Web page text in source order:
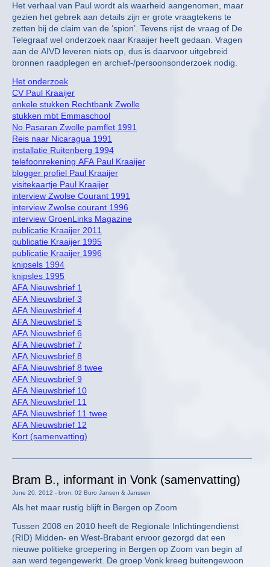
Het verhaal van Paul wordt als waarheid aangenomen, maar
gezien het gebrek aan details zijn er grote vraagtekens te
zetten bij de claim van de ‘spion’. Tevens rijst de vraag of De
Telegraaf wel onderzoek naar Kraaijer heeft gedaan. Vragen
aan de AIVD leveren niets op, dus is daarvoor uitgebreid
bronnen raadplegen en archief-/persoonsonderzoek nodig.
Het onderzoek
CV Paul Kraaijer
enkele stukken Rechtbank Zwolle
stukken mbt Emmaschool
No Pasaran Zwolle pamflet 1991
Reis naar Nicaragua 1991
installatie Ruitenberg 1994
telefoonrekening AFA Paul Kraaijer
blogger profiel Paul Kraaijer
visitekaartje Paul Kraaijer
interview Zwolse Courant 1991
interview Zwolse courant 1996
interview GroenLinks Magazine
publicatie Kraaijer 2011
publicatie Kraaijer 1995
publicatie Kraaijer 1996
knipsels 1994
knipsles 1995
AFA Nieuwsbrief 1
AFA Nieuwsbrief 3
AFA Nieuwsbrief 4
AFA Nieuwsbrief 5
AFA Nieuwsbrief 6
AFA Nieuwsbrief 7
AFA Nieuwsbrief 8
AFA Nieuwsbrief 8 twee
AFA Nieuwsbrief 9
AFA Nieuwsbrief 10
AFA Nieuwsbrief 11
AFA Nieuwsbrief 11 twee
AFA Nieuwsbrief 12
Kort (samenvatting)
Bram B., informant in Vonk (samenvatting)
June 20, 2012 - bron: 02 Buro Jansen & Janssen
Als het maar rustig blijft in Bergen op Zoom
Tussen 2008 en 2010 heeft de Regionale Inlichtingendienst
(RID) Midden- en West-Brabant ervoor gezorgd dat een
nieuwe politieke groepering in Bergen op Zoom van begin af
aan werd tegengewerkt. De groep Vonk kreeg buitengewoon